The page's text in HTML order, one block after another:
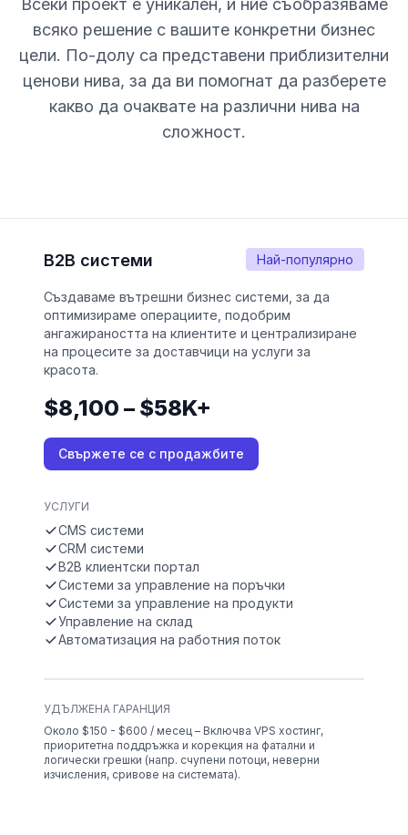
Всеки проект е уникален, и ние съобразяваме
всяко решение с вашите конкретни бизнес
цели. По-долу са представени приблизителни
ценови нива, за да ви помогнат да разберете
какво да очаквате на различни нива на
сложност.
Най-популярно
B2B системи
Създаваме вътрешни бизнес системи, за да
оптимизираме операциите, подобрим
ангажираността на клиентите и централизиране
на процесите за доставчици на услуги за
красота.
$8,100 – $58K+
Свържете се с продажбите
УСЛУГИ
CMS системи
CRM системи
B2B клиентски портал
Системи за управление на поръчки
Системи за управление на продукти
Управление на склад
Автоматизация на работния поток
УДЪЛЖЕНА ГАРАНЦИЯ
Около $150 - $600 / месец – Включва VPS хостинг,
приоритетна поддръжка и корекция на фатални и
логически грешки (напр. счупени потоци, неверни
изчисления, сривове на системата).